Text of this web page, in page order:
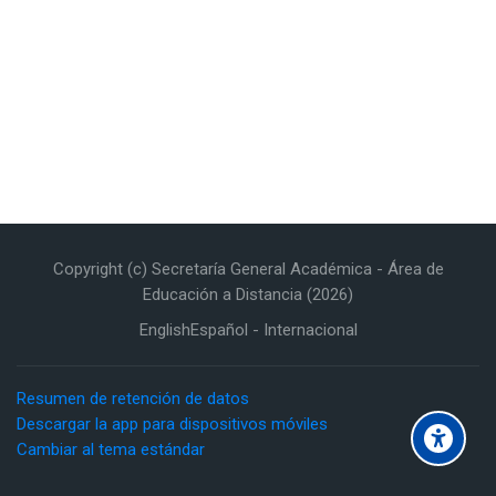
Copyright (c) Secretaría General Académica - Área de
Educación a Distancia (2026)
EnglishEspañol - Internacional
Resumen de retención de datos
Descargar la app para dispositivos móviles
Cambiar al tema estándar